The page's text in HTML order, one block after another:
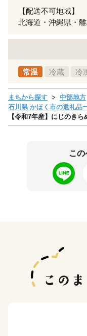
【配送不可地域】
北海道・沖縄県・
常温 冷蔵 冷
まちから探す 中部地方
石川県 かほく市の返礼品
【令和7年産】にじのき
こ